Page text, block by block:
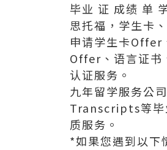
毕业 证 成绩 单
思托福，学生卡
申请学生卡Offer
Offer、语言证书
认证服务。
九年留学服务公
Transcripts等毕
质服务。
*如果您遇到以下